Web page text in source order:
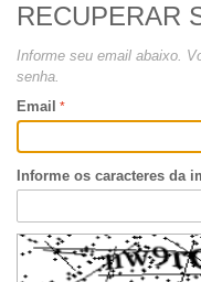
RECUPERAR
Informe seu email abaixo.
senha.
Email
Informe os caracteres da